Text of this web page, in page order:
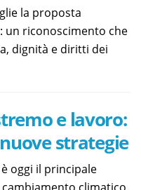
la proposta
un riconoscimento che
dignità e diritti dei
e lavoro:
strategie
oggi il principale